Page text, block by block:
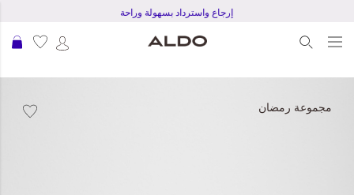
إرجاع واسترداد بسهولة وراحة
مجموعة رمضان